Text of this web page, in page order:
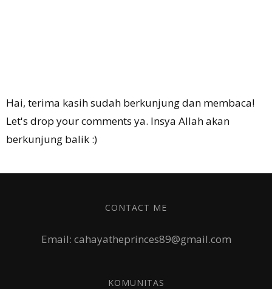
Hai, terima kasih sudah berkunjung dan membaca!
Let's drop your comments ya. Insya Allah akan
berkunjung balik :)
CONTACT ME
Email: cahayatheprinces89@gmail.com
KOMUNITAS